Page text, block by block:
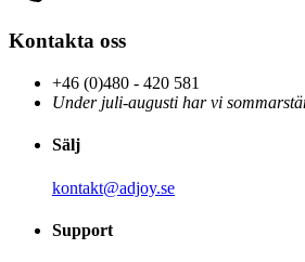
Kontakta oss
+46 (0)480 - 420 581
Under juli-augusti har vi
Sälj
kontakt@adjoy.se
Support